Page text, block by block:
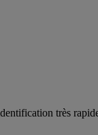
très rapide.